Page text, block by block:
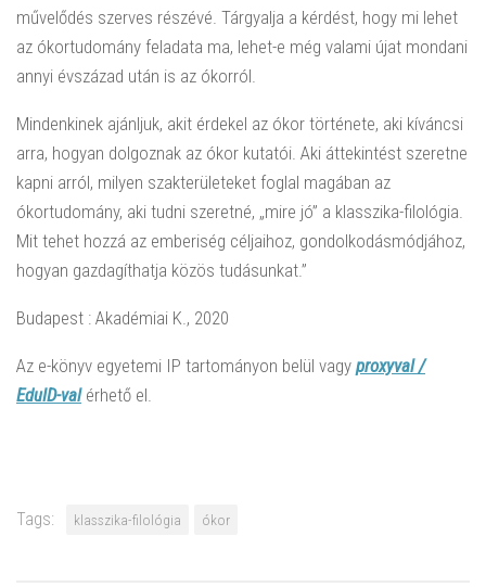
művelődés szerves részévé. Tárgyalja a kérdést, hogy mi lehet
az ókortudomány feladata ma, lehet-e még valami újat mondani
annyi évszázad után is az ókorról.
Mindenkinek ajánljuk, akit érdekel az ókor története, aki kíváncsi
arra, hogyan dolgoznak az ókor kutatói. Aki áttekintést szeretne
kapni arról, milyen szakterületeket foglal magában az
ókortudomány, aki tudni szeretné, „mire jó” a klasszika-filológia.
Mit tehet hozzá az emberiség céljaihoz, gondolkodásmódjához,
hogyan gazdagíthatja közös tudásunkat.”
Budapest : Akadémiai K., 2020
Az e-könyv egyetemi IP tartományon belül vagy proxyval /
EduID-valérhető el.
Tags: klasszika-filológia ókor